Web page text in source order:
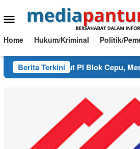
ke
Menu
Mobile
Home Hukum/Kriminal Politik/
Berita Terkini
Kusut PI Blok Cepu,